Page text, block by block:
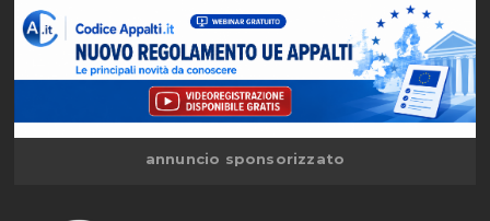
annuncio sponsorizzato